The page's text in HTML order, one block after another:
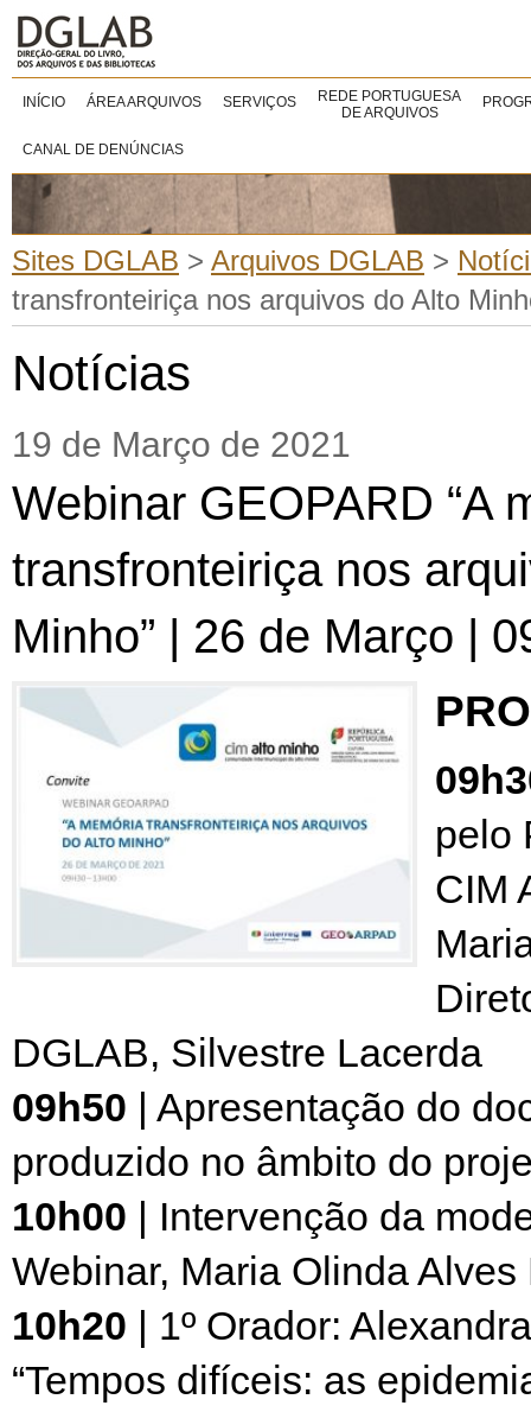
INÍCIO ÁREA ARQUIVOS SERVIÇOS
REDE PORTUGUESA
DE ARQUIVOS
CANAL DE DENÚNCIAS
Sites DGLAB > Arquivos DGLAB >
transfronteiriça nos arquivos do Alto
Notícias
19 de Março de 2021
Webinar GEOPARD “A
transfronteiriça nos
Minho” | 26 de Março |
pelo
CIM
DGLAB, Silvestre Lacerda
09h50 | Apresentação do
produzido no âmbito do
10h00 | Intervenção da
Webinar, Maria Olinda Alves
10h20 | 1º Orador:
“Tempos difíceis: as